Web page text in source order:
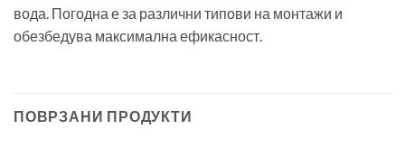
вода. Погодна е за различни типови на монтажи и
обезбедува максимална ефикасност.
ПОВРЗАНИ ПРОДУКТИ